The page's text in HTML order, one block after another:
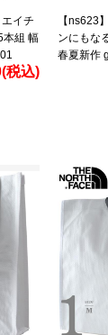
イチ
本組 幅
税込)
【ns623
ンにもな
春夏新作